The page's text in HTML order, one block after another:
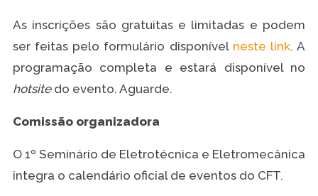
As inscrições são gratuitas e limitadas e podem
ser feitas pelo formulário disponível neste link. A
programação completa e estará disponível no
hotsitedo evento. Aguarde.
Comissão organizadora
O 1º Seminário de Eletrotécnica e Eletromecânica
integra o calendário oficial de eventos do CFT.